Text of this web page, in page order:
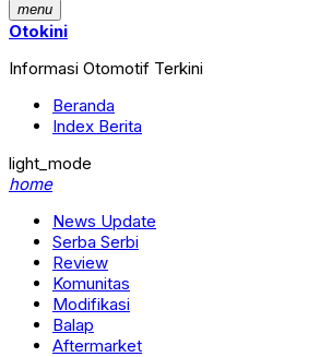
menu
Otokini
Informasi Otomotif Terkini
Beranda
Index Berita
light_mode
home
News Update
Serba Serbi
Review
Komunitas
Modifikasi
Balap
Aftermarket